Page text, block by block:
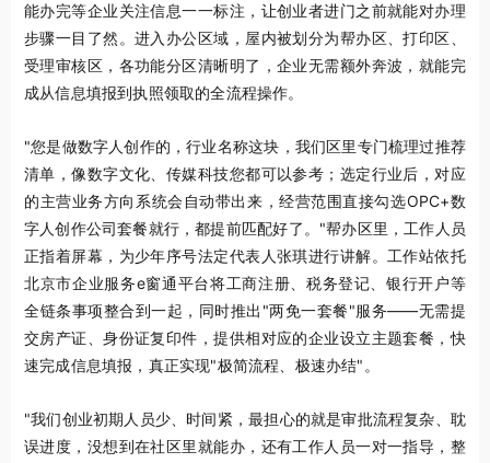
能办完等企业关注信息一一标注，让创业者进门之前就能对办理
步骤一目了然。进入办公区域，屋内被划分为帮办区、打印区、
受理审核区，各功能分区清晰明了，企业无需额外奔波，就能完
成从信息填报到执照领取的全流程操作。
"您是做数字人创作的，行业名称这块，我们区里专门梳理过推荐
清单，像数字文化、传媒科技您都可以参考；选定行业后，对应
的主营业务方向系统会自动带出来，经营范围直接勾选OPC+数
字人创作公司套餐就行，都提前匹配好了。"帮办区里，工作人员
正指着屏幕，为少年序号法定代表人张琪进行讲解。工作站依托
北京市企业服务e窗通平台将工商注册、税务登记、银行开户等
全链条事项整合到一起，同时推出"两免一套餐"服务——无需提
交房产证、身份证复印件，提供相对应的企业设立主题套餐，快
速完成信息填报，真正实现"极简流程、极速办结"。
"我们创业初期人员少、时间紧，最担心的就是审批流程复杂、耽
误进度，没想到在社区里就能办，还有工作人员一对一指导，整